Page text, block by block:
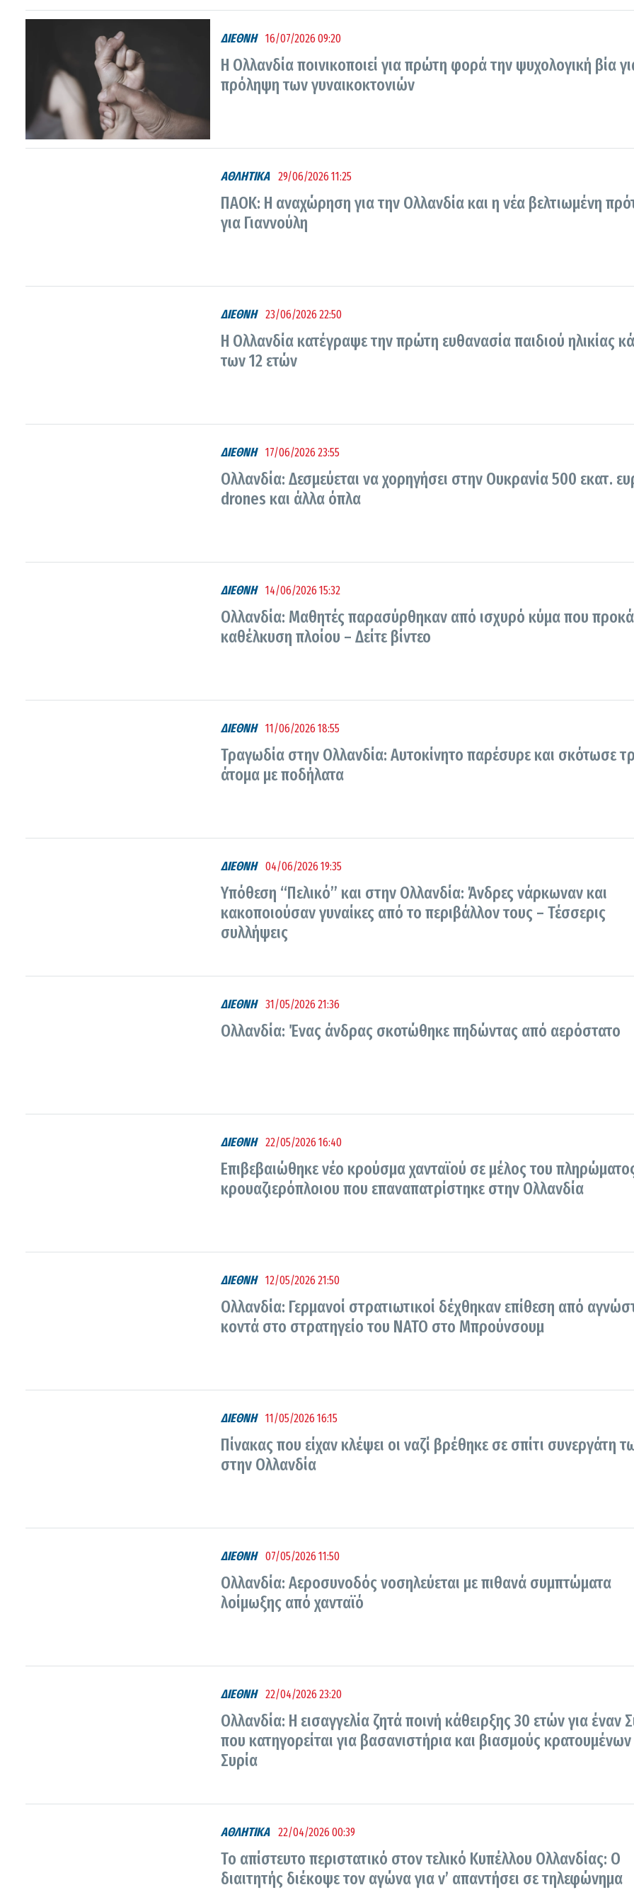
ΔΙΕΘΝΗ 16/07/2026 09:20
Η Ολλανδία ποινικοποιεί για πρώτη φορά την ψυχολογική βία
πρόληψη των γυναικοκτονιών
ΑΘΛΗΤΙΚΑ 29/06/2026 11:25
ΠΑΟΚ: Η αναχώρηση για την Ολλανδία και η νέα βελτιωμένη
για Γιαννούλη
ΔΙΕΘΝΗ 23/06/2026 22:50
Η Ολλανδία κατέγραψε την πρώτη ευθανασία παιδιού ηλικίας
των 12 ετών
ΔΙΕΘΝΗ 17/06/2026 23:55
Ολλανδία: Δεσμεύεται να χορηγήσει στην Ουκρανία 500 εκατ.
drones και άλλα όπλα
ΔΙΕΘΝΗ 14/06/2026 15:32
Ολλανδία: Μαθητές παρασύρθηκαν από ισχυρό κύμα που
καθέλκυση πλοίου – Δείτε βίντεο
ΔΙΕΘΝΗ 11/06/2026 18:55
Τραγωδία στην Ολλανδία: Αυτοκίνητο παρέσυρε και σκότωσε
άτομα με ποδήλατα
ΔΙΕΘΝΗ 04/06/2026 19:35
Υπόθεση “Πελικό” και στην Ολλανδία: Άνδρες νάρκωναν και
κακοποιούσαν γυναίκες από το περιβάλλον τους – Τέσσερις
συλλήψεις
ΔΙΕΘΝΗ 31/05/2026 21:36
Ολλανδία: Ένας άνδρας σκοτώθηκε πηδώντας από αερόστατο
ΔΙΕΘΝΗ 22/05/2026 16:40
Επιβεβαιώθηκε νέο κρούσμα χανταϊού σε μέλος του
κρουαζιερόπλοιου που επαναπατρίστηκε στην Ολλανδία
ΔΙΕΘΝΗ 12/05/2026 21:50
Ολλανδία: Γερμανοί στρατιωτικοί δέχθηκαν επίθεση από
κοντά στο στρατηγείο του ΝΑΤΟ στο Μπρούνσουμ
ΔΙΕΘΝΗ 11/05/2026 16:15
Πίνακας που είχαν κλέψει οι ναζί βρέθηκε σε σπίτι συνεργάτη
στην Ολλανδία
ΔΙΕΘΝΗ 07/05/2026 11:50
Ολλανδία: Αεροσυνοδός νοσηλεύεται με πιθανά συμπτώματα
λοίμωξης από χανταϊό
ΔΙΕΘΝΗ 22/04/2026 23:20
Ολλανδία: Η εισαγγελία ζητά ποινή κάθειρξης 30 ετών για έναν
που κατηγορείται για βασανιστήρια και βιασμούς
Συρία
ΑΘΛΗΤΙΚΑ 22/04/2026 00:39
Το απίστευτο περιστατικό στον τελικό Κυπέλλου Ολλανδίας: Ο
διαιτητής διέκοψε τον αγώνα για ν’ απαντήσει σε τηλεφώνημα